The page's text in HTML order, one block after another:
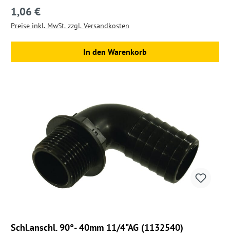
Regulärer Preis:
1,06 €
Preise inkl. MwSt. zzgl. Versandkosten
In den Warenkorb
Schl.anschl. 90°- 40mm 11/4"AG (1132540)